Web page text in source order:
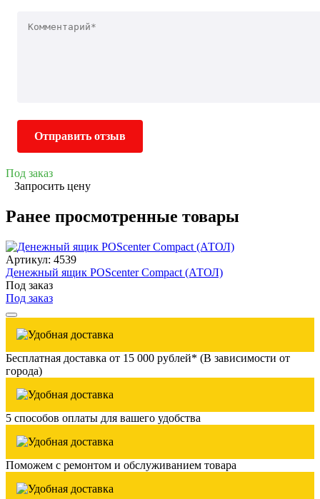
Отправить отзыв
Под заказ
Запросить цену
Ранее просмотренные товары
Артикул: 4539
Денежный ящик POScenter Compact (АТОЛ)
Под заказ
Под заказ
Бесплатная доставка от 15 000 рублей* (В зависимости от
города)
5 способов оплаты для вашего удобства
Поможем с ремонтом и обслуживанием товара